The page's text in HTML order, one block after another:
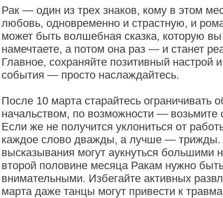
Рак — один из трех знаков, кому в этом
любовь, одновременно и страстную, и
может быть волшебная сказка, которую
намечтаете, а потом она раз — и станет
Главное, сохраняйте позитивный настрой
события — просто наслаждайтесь.
После 10 марта старайтесь ограничивать
начальством, по возможности — возьмите
Если же не получится уклониться от
каждое слово дважды, а лучше —
высказывания могут аукнуться большими
второй половине месяца Ракам нужно
внимательными. Избегайте активных
марта даже танцы могут привести к